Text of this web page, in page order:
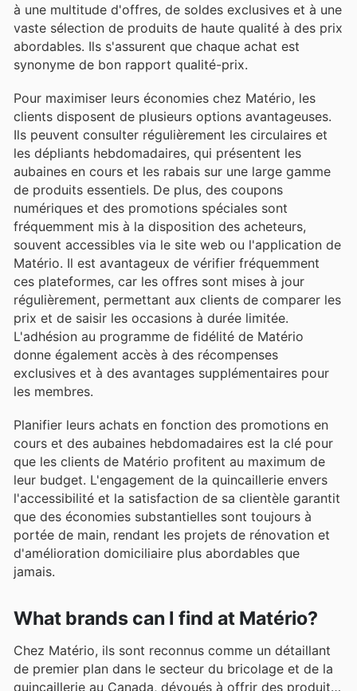
à une multitude d'offres, de soldes exclusives et à une
vaste sélection de produits de haute qualité à des prix
abordables. Ils s'assurent que chaque achat est
synonyme de bon rapport qualité-prix.
Pour maximiser leurs économies chez Matério, les
clients disposent de plusieurs options avantageuses.
Ils peuvent consulter régulièrement les circulaires et
les dépliants hebdomadaires, qui présentent les
aubaines en cours et les rabais sur une large gamme
de produits essentiels. De plus, des coupons
numériques et des promotions spéciales sont
fréquemment mis à la disposition des acheteurs,
souvent accessibles via le site web ou l'application de
Matério. Il est avantageux de vérifier fréquemment
ces plateformes, car les offres sont mises à jour
régulièrement, permettant aux clients de comparer les
prix et de saisir les occasions à durée limitée.
L'adhésion au programme de fidélité de Matério
donne également accès à des récompenses
exclusives et à des avantages supplémentaires pour
les membres.
Planifier leurs achats en fonction des promotions en
cours et des aubaines hebdomadaires est la clé pour
que les clients de Matério profitent au maximum de
leur budget. L'engagement de la quincaillerie envers
l'accessibilité et la satisfaction de sa clientèle garantit
que des économies substantielles sont toujours à
portée de main, rendant les projets de rénovation et
d'amélioration domiciliaire plus abordables que
jamais.
What brands can I find at Matério?
Chez Matério, ils sont reconnus comme un détaillant
de premier plan dans le secteur du bricolage et de la
quincaillerie au Canada, dévoués à offrir des produits